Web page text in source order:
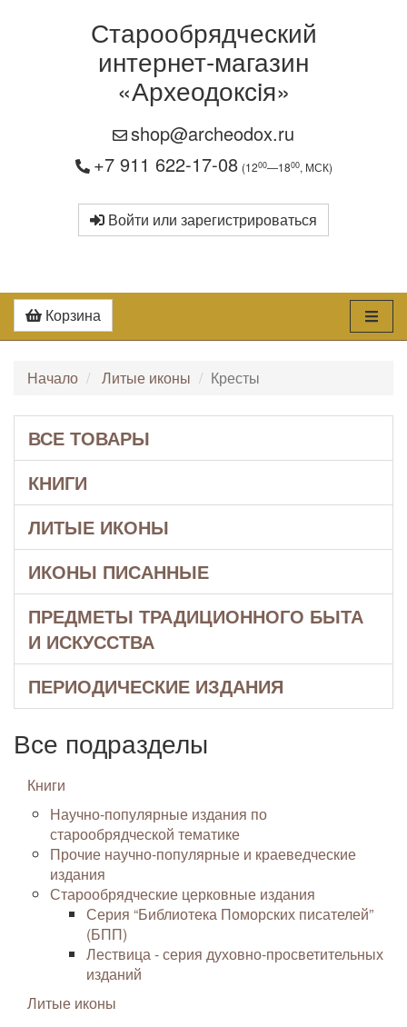
Старообрядческий
интернет-магазин
«Археодоксiя»
shop@archeodox.ru
+7 911 622-17-08 (1200—1800, МСК)
Войти или зарегистрироваться
Корзина
Начало Литые иконы Кресты
ВСЕ ТОВАРЫ
КНИГИ
ЛИТЫЕ ИКОНЫ
ИКОНЫ ПИСАННЫЕ
ПРЕДМЕТЫ ТРАДИЦИОННОГО БЫТА
И ИСКУССТВА
ПЕРИОДИЧЕСКИЕ ИЗДАНИЯ
Все подразделы
Книги
Научно-популярные издания по
старообрядческой тематике
Прочие научно-популярные и краеведческие
издания
Старообрядческие церковные издания
Серия “Библиотека Поморских писателей”
(БПП)
Лествица - серия духовно-просветительных
изданий
Литые иконы